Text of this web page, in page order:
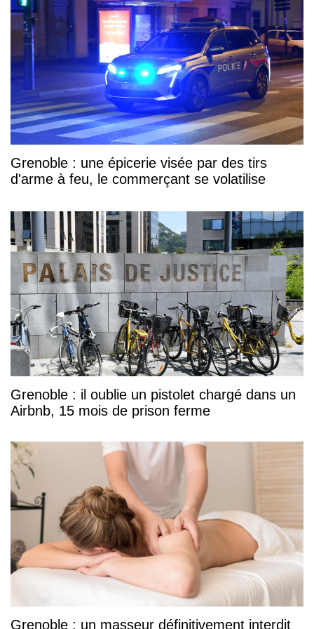
Grenoble : une épicerie visée par des tirs
d'arme à feu, le commerçant se volatilise
Grenoble : il oublie un pistolet chargé dans un
Airbnb, 15 mois de prison ferme
Grenoble : un masseur définitivement interdit